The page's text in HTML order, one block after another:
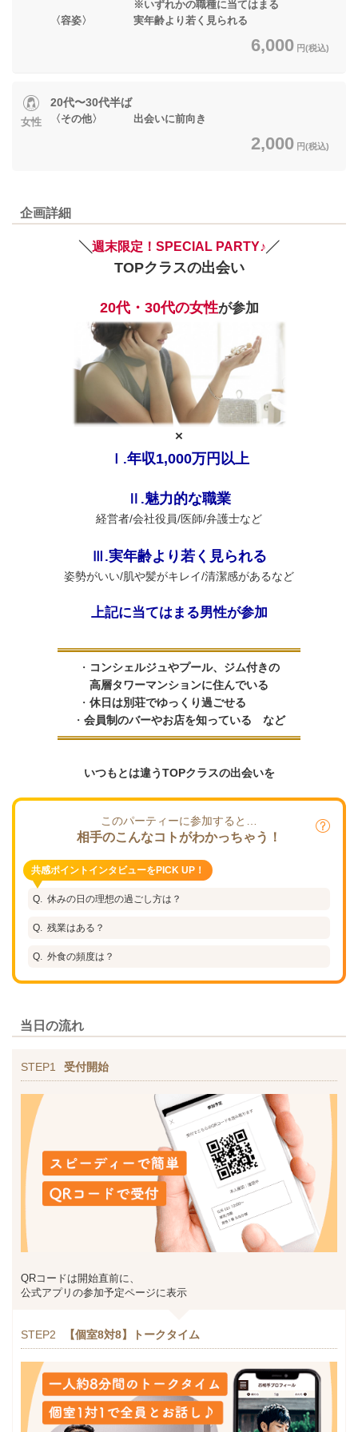
※いずれかの職種に当てはまる
〈容姿〉 実年齢より若く見られる
6,000 円(税込)
女性
20代〜30代半ば
〈その他〉 出会いに前向き
2,000 円(税込)
企画詳細
╲週末限定！SPECIAL PARTY♪ ╱
TOPクラスの出会い
20代・30代の女性が参加
×
Ⅰ.年収1,000万円以上
Ⅱ.魅力的な職業
経営者/会社役員/医師/弁護士など
Ⅲ.実年齢より若く見られる
姿勢がいい/肌や髪がキレイ/清潔感があるなど
上記に当てはまる男性が参加
・ コンシェルジュやプール、ジム付きの
高層タワーマンションに住んでいる
・ 休日は別荘でゆっくり過ごせる
・ 会員制のバーやお店を知っている など
いつもとは違うTOPクラスの出会いを
このパーティーに参加すると…
相手のこんなコトがわかっちゃう！
共感ポイントインタビューをPICK UP！
休みの日の理想の過ごし方は？
残業はある？
外食の頻度は？
当日の流れ
STEP1 受付開始
QRコードは開始直前に、
公式アプリの参加予定ページに表示
STEP2 【個室8対8】トークタイム